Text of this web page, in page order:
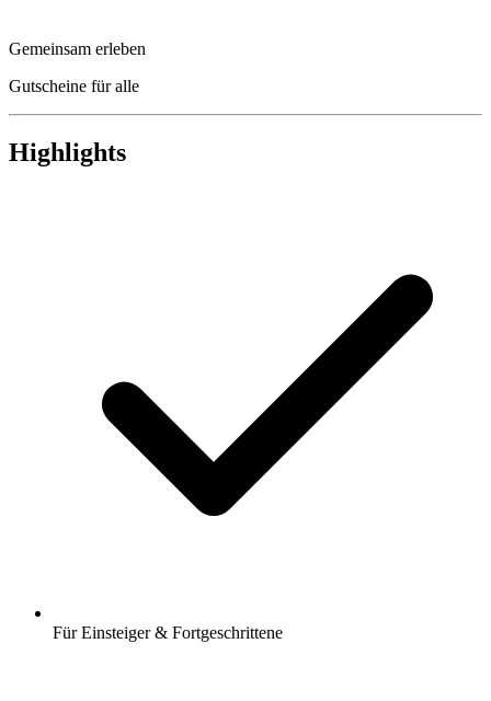
Gemeinsam erleben
Gutscheine für alle
Highlights
Für Einsteiger & Fortgeschrittene